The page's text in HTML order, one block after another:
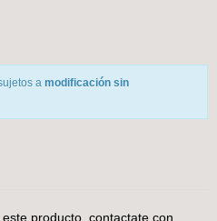
a modificación sin
producto, contactate con